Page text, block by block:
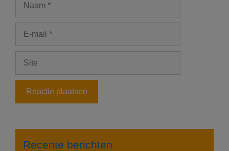
Recente berichten